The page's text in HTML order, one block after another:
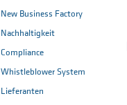
New Business Factory
Nachhaltigkeit
Compliance
Whistleblower System
Lieferanten